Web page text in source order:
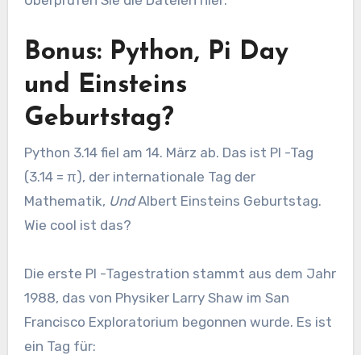
Bonus: Python, Pi Day
und Einsteins
Geburtstag?
Python 3.14 fiel am 14. März ab. Das ist PI -Tag
(3.14 = π), der internationale Tag der
Mathematik, UndAlbert Einsteins Geburtstag.
Wie cool ist das?
Die erste PI -Tagestration stammt aus dem Jahr
1988, das von Physiker Larry Shaw im San
Francisco Exploratorium begonnen wurde. Es ist
ein Tag für: